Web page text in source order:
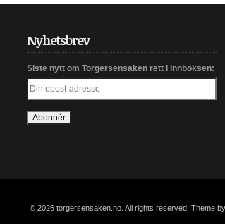
Nyhetsbrev
Siste nytt om Torgersensaken rett i innboksen:
© 2026 torgersensaken.no. All rights reserved. Theme